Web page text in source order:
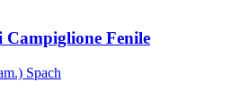
Campiglione Fenile
Spach